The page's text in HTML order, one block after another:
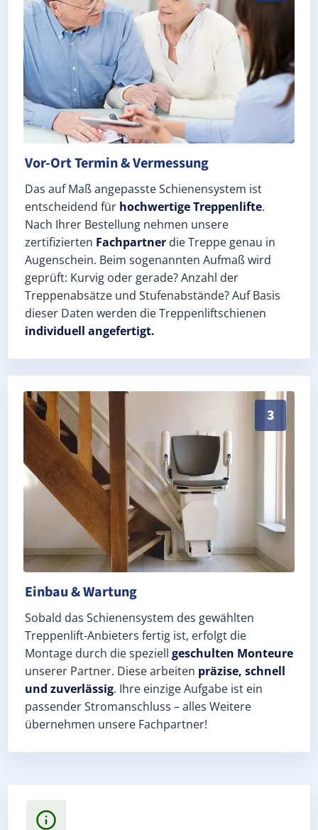
Vor-Ort Termin & Vermessung
Das auf Maß angepasste Schienensystem ist
entscheidend für hochwertige Treppenlifte.
Nach Ihrer Bestellung nehmen unsere
zertifizierten Fachpartner die Treppe genau in
Augenschein. Beim sogenannten Aufmaß wird
geprüft: Kurvig oder gerade? Anzahl der
Treppenabsätze und Stufenabstände? Auf Basis
dieser Daten werden die Treppenliftschienen
individuell angefertigt.
3
Schneller, sauberer Einbau durch zertifizierte
Einbau & Wartung
Sobald das Schienensystem des gewählten
Treppenlift-Anbieters fertig ist, erfolgt die
Montage durch die speziell geschulten Monteure
unserer Partner. Diese arbeiten präzise, schnell
und zuverlässig. Ihre einzige Aufgabe ist ein
passender Stromanschluss – alles Weitere
übernehmen unsere Fachpartner!